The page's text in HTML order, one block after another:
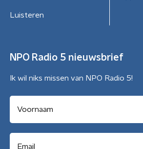
Luisteren
NPO Radio 5 nieuwsbrief
Ik wil niks missen van NPO Radio 5!